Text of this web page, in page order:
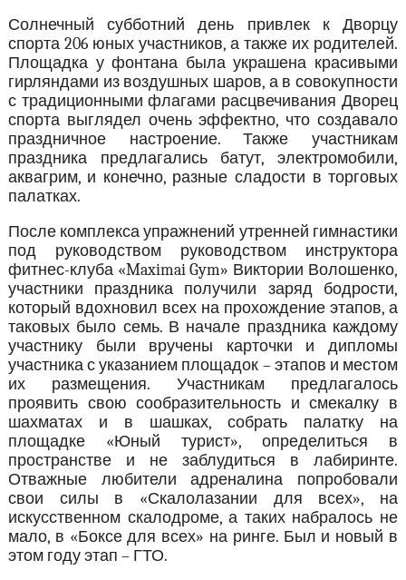
Солнечный субботний день привлек к Дворцу
спорта 206 юных участников, а также их родителей.
Площадка у фонтана была украшена красивыми
гирляндами из воздушных шаров, а в совокупности
с традиционными флагами расцвечивания Дворец
спорта выглядел очень эффектно, что создавало
праздничное настроение. Также участникам
праздника предлагались батут, электромобили,
аквагрим, и конечно, разные сладости в торговых
палатках.
После комплекса упражнений утренней гимнастики
под руководством руководством инструктора
фитнес-клуба «Maximai Gym» Виктории Волошенко,
участники праздника получили заряд бодрости,
который вдохновил всех на прохождение этапов, а
таковых было семь. В начале праздника каждому
участнику были вручены карточки и дипломы
участника с указанием площадок – этапов и местом
их размещения. Участникам предлагалось
проявить свою сообразительность и смекалку в
шахматах и в шашках, собрать палатку на
площадке «Юный турист», определиться в
пространстве и не заблудиться в лабиринте.
Отважные любители адреналина попробовали
свои силы в «Скалолазании для всех», на
искусственном скалодроме, а таких набралось не
мало, в «Боксе для всех» на ринге. Был и новый в
этом году этап – ГТО.